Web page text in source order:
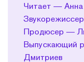
Читает —
Продюсер —
Выпускающий
Дмитриев